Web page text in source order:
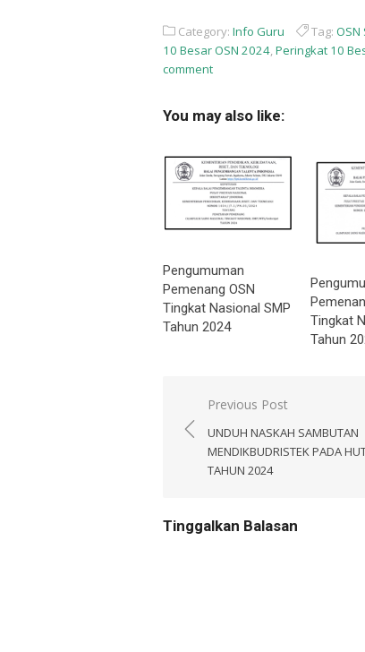
Category: Info Guru Tag:OSN
10 Besar OSN 2024,Peringkat 10
comment
You may also like:
Pengumuman
Pemenang OSN
Tingkat Nasional SMP
Tahun 2024
Tingkat
Tahun
Navigasi
pos
Previous Post
UNDUH NASKAH SAMBUTAN
MENDIKBUDRISTEK PADA
TAHUN 2024
Tinggalkan Balasan